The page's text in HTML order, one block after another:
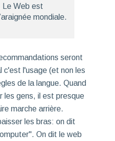
Le Web est
mondiale.
seront
c'est l'usage (et non les
de la langue. Quand
les gens, il est presque
marche arrière.
les bras: on dit
On dit le web